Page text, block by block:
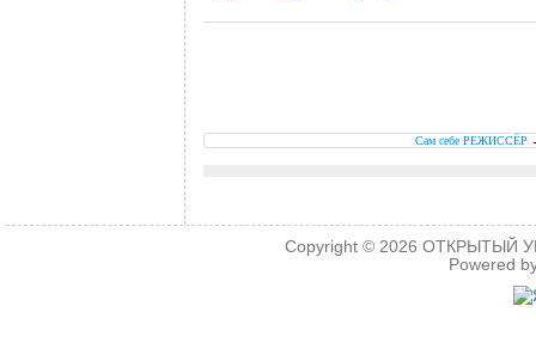
Сам себе РЕЖИССЁР
Copyright © 2026ОТКРЫТЫЙ
Powered